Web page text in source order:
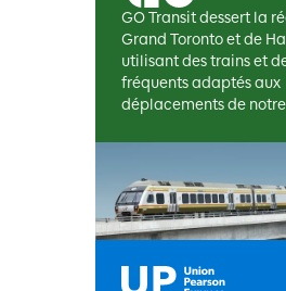
GO Transit dessert la
Grand Toronto et de
utilisant des trains et
fréquents adaptés aux
déplacements de